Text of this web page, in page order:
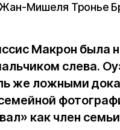
Мишеля Тронье
Макрон была
слева.
же ложными
семейной
как член